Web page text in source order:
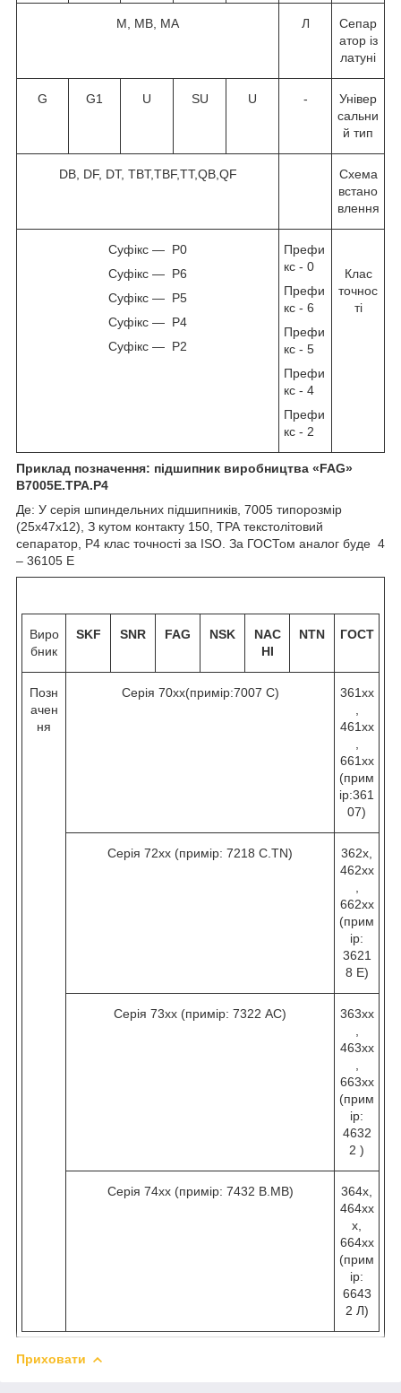
M, MB, MA Л
Сепар
атор із
латуні
G G1 U SU U -
Універ
сальни
й тип
DB, DF, DT, TBT,TBF,TT,QB,QF
Схема
встано
влення
Суфікс — P0
Суфікс — P6
Суфікс — P5
Суфікс — P4
Суфікс — P2
Префи
кс - 0
Префи
кс - 6
Префи
кс - 5
Префи
кс - 4
Префи
кс - 2
Клас
точнос
ті
Приклад позначення: підшипник виробництва «FAG»
B7005Е.TPA.P4
Де: У серія шпиндельних підшипників, 7005 типорозмір
(25х47х12), З кутом контакту 150 , ТРА текстолітовий
сепаратор, Р4 клас точності за ISO. За ГОСТом аналог буде 4
– 36105 Е
Виро
бник
SKF SNR FAG NSK
NAC
HI
NTN ГОСТ
Позн
ачен
ня
Серія 70хх(примір:7007 C)
361хх
461хх
661хх
(прим
ір:361
07)
Серія 72хх (примір: 7218 C.TN)
362х,
462хх
662хх
(прим
ір:
3621
8 Е)
Серія 73хх (примір: 7322 AC)
363хх
463хх
663хх
(прим
ір:
4632
2 )
Серія 74хх (примір: 7432 B.МВ)
364х,
464хх
х,
664хх
(прим
ір:
6643
2 Л)
Приховати